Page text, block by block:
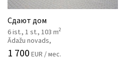
Сдают дом
6 ist., 1 st., 103 m2
Ādažu novads,
1 700 EUR / мес.